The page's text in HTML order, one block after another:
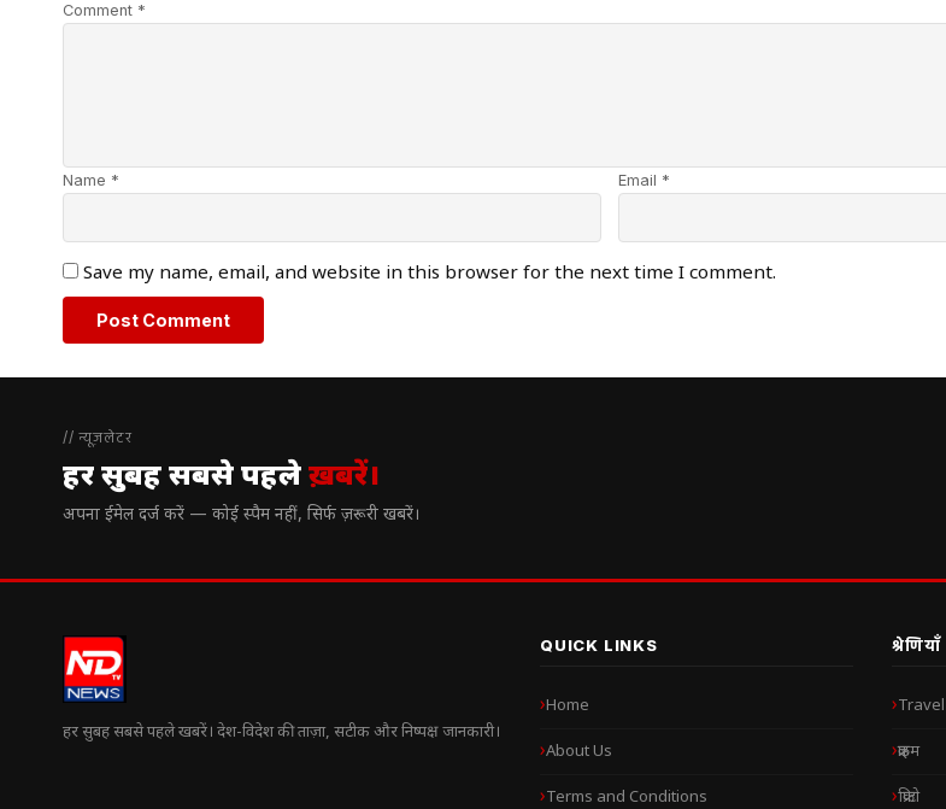
Comment *
Name * Email *
Save my name, email, and website in this browser for the next time I comment.
// न्यूज़लेटर
हर सुबह सबसे पहलेख़बरें।
अपना ईमेल दर्ज करें — कोई स्पैम नहीं, सिर्फ ज़रूरी खबरें।
हर सुबह सबसे पहले खबरें। देश-विदेश की ताज़ा, सटीक और निष्पक्ष जानकारी।
QUICK LINKS
Home
About Us
Terms and Conditions
श्रेणियाँ
Travel
क्राइम
क्रिप्टो